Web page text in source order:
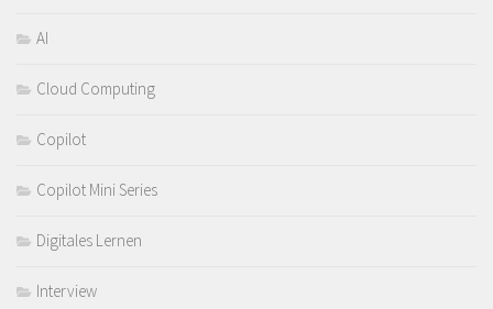
AI
Cloud Computing
Copilot
Copilot Mini Series
Digitales Lernen
Interview